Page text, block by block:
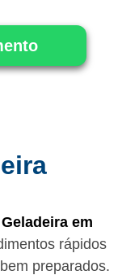
em
rápidos
preparados.